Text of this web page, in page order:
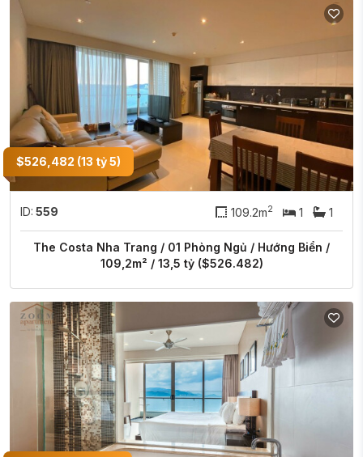
$526,482 (13 tỷ 5)
ID: 559 109.2m2 1 1
The Costa Nha Trang / 01 Phòng Ngủ / Hướng Biển /
109,2m² / 13,5 tỷ ($526.482)